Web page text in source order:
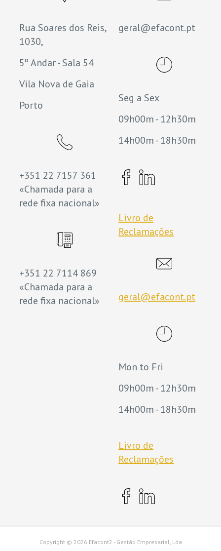
Rua Soares dos Reis,
1030,
5º Andar - Sala 54
Vila Nova de Gaia
Porto
+351 22 7157 361
«Chamada para a
rede fixa nacional»
+351 22 7114 869
«Chamada para a
rede fixa nacional»
geral@efacont.pt
Seg a Sex
09h00m - 12h30m
14h00m - 18h30m
Livro de
Reclamações
geral@efacont.pt
Mon to Fri
09h00m - 12h30m
14h00m - 18h30m
Livro de
Reclamações
Copyright © 2026 Efacont2 - Gestão Empresarial, Lda